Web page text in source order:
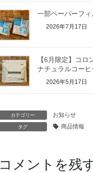
一部ペーパーフ
2026年7月17日
【6月限定】コ
ナチュラルコーヒ
2026年5月17日
カテゴリー お知らせ
タグ 商品情報
コメントを残